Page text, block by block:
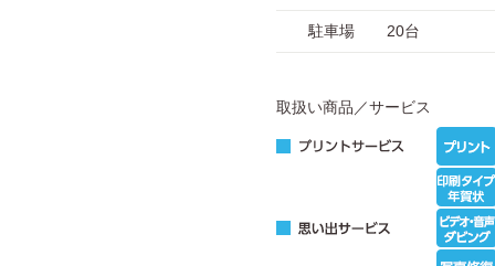
駐車場 20台
取扱い商品／サービス